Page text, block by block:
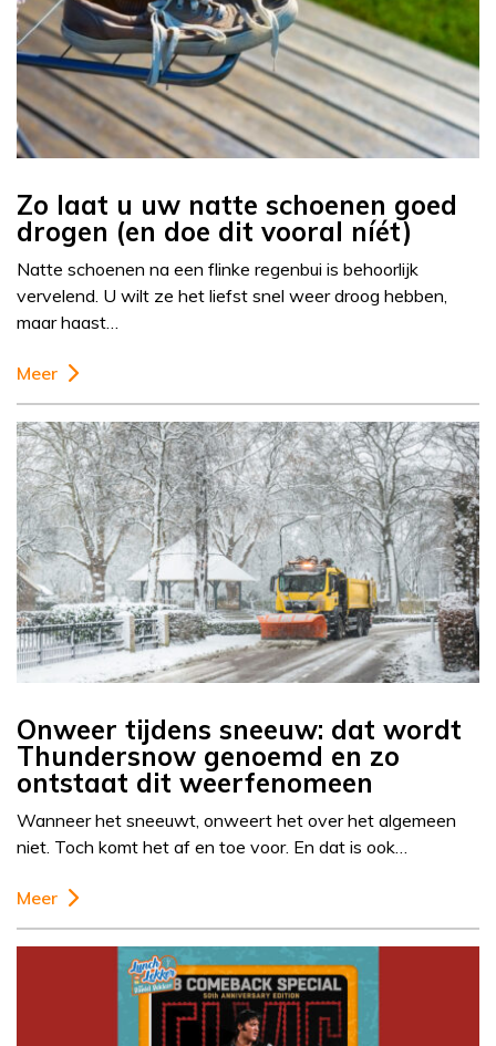
Zo laat u uw natte schoenen goed
drogen (en doe dit vooral níét)
Natte schoenen na een flinke regenbui is behoorlijk
vervelend. U wilt ze het liefst snel weer droog hebben,
maar haast…
Meer
Onweer tijdens sneeuw: dat wordt
Thundersnow genoemd en zo
ontstaat dit weerfenomeen
Wanneer het sneeuwt, onweert het over het algemeen
niet. Toch komt het af en toe voor. En dat is ook…
Meer